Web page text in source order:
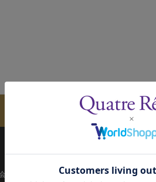
メールマガジンの
配送について お支払い方法
員ページ 宝塚歌劇共通ID新規会員